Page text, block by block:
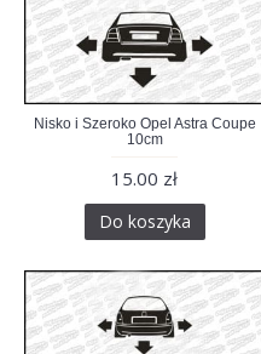
Nisko i Szeroko Opel Astra Coupe
10cm
15.00 zł
Do koszyka